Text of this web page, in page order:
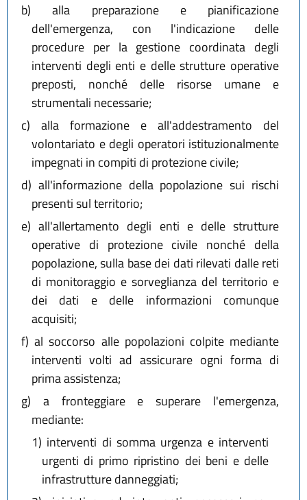
b) alla preparazione e pianificazione
dell'emergenza, con l'indicazione delle
procedure per la gestione coordinata degli
interventi degli enti e delle strutture operative
preposti, nonché delle risorse umane e
strumentali necessarie;
c) alla formazione e all'addestramento del
volontariato e degli operatori istituzionalmente
impegnati in compiti di protezione civile;
d) all'informazione della popolazione sui rischi
presenti sul territorio;
e) all'allertamento degli enti e delle strutture
operative di protezione civile nonché della
popolazione, sulla base dei dati rilevati dalle reti
di monitoraggio e sorveglianza del territorio e
dei dati e delle informazioni comunque
acquisiti;
f) al soccorso alle popolazioni colpite mediante
interventi volti ad assicurare ogni forma di
prima assistenza;
g) a fronteggiare e superare l'emergenza,
mediante:
1) interventi di somma urgenza e interventi
urgenti di primo ripristino dei beni e delle
infrastrutture danneggiati;